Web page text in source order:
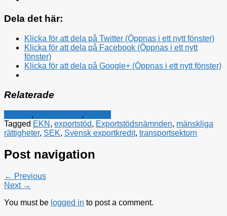
Dela det här:
Klicka för att dela på Twitter (Öppnas i ett nytt fönster)
Klicka för att dela på Facebook (Öppnas i ett nytt
fönster)
Klicka för att dela på Google+ (Öppnas i ett nytt fönster)
Relaterade
, ,
Tagged EKN , exportstöd, Exportstödsnämnden, mänskliga
rättigheter, SEK, Svensk exportkredit, transportsektorn
Post navigation
← Previous
Next →
You must be logged in to post a comment.